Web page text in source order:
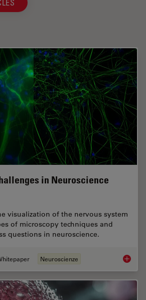
in Neuroscience
visualization of the nervous system
of microscopy techniques and
questions in neuroscience.
Neuroscienze What